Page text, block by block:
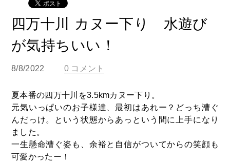
四万十川 カヌー下り 水遊び
が気持ちいい！
8/8/2022 0 コメント
夏本番の四万十川を3.5kmカヌー下り。
元気いっぱいのお子様達、最初はあれー？どっち漕ぐ
んだっけ。という状態からあっという間に上手になり
ました。
一生懸命漕ぐ姿も、余裕と自信がついてからの笑顔も
可愛かったー！